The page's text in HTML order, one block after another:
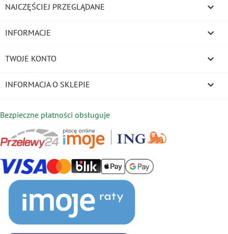
NAJCZĘŚCIEJ PRZEGLĄDANE 
INFORMACJE 
TWOJE KONTO 
INFORMACJA O SKLEPIE keyboard_arrow_down
Bezpieczne płatności obsługuje